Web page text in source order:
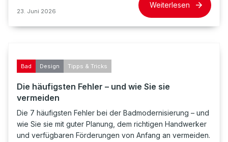
23. Juni 2026
Weiterlesen
Bad Design Tipps & Tricks
Die häufigsten Fehler – und wie Sie sie
vermeiden
Die 7 häufigsten Fehler bei der Badmodernisierung – und
wie Sie sie mit guter Planung, dem richtigen Handwerker
und verfügbaren Förderungen von Anfang an vermeiden.